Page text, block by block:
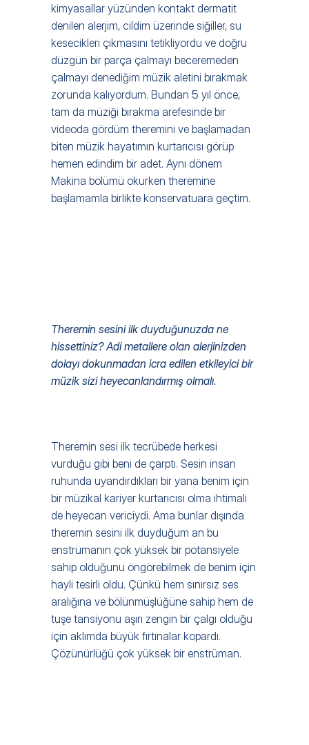
kimyasallar yüzünden kontakt dermatit
denilen alerjim, cildim üzerinde siğiller, su
kesecikleri çıkmasını tetikliyordu ve doğru
düzgün bir parça çalmayı beceremeden
çalmayı denediğim müzik aletini bırakmak
zorunda kalıyordum. Bundan 5 yıl önce,
tam da müziği bırakma arefesinde bir
videoda gördüm theremini ve başlamadan
biten müzik hayatımın kurtarıcısı görüp
hemen edindim bir adet. Aynı dönem
Makina bölümü okurken theremine
başlamamla birlikte konservatuara geçtim.
Theremin sesini ilk duyduğunuzda ne
hissettiniz? Adi metallere olan alerjinizden
dolayı dokunmadan icra edilen etkileyici bir
müzik sizi heyecanlandırmış olmalı.
Theremin sesi ilk tecrübede herkesi
vurduğu gibi beni de çarptı. Sesin insan
ruhunda uyandırdıkları bir yana benim için
bir müzikal kariyer kurtarıcısı olma ihtimali
de heyecan vericiydi. Ama bunlar dışında
theremin sesini ilk duyduğum an bu
enstrümanın çok yüksek bir potansiyele
sahip olduğunu öngörebilmek de benim için
hayli tesirli oldu. Çünkü hem sınırsız ses
aralığına ve bölünmüşlüğüne sahip hem de
tuşe tansiyonu aşırı zengin bir çalgı olduğu
için aklımda büyük fırtınalar kopardı.
Çözünürlüğü çok yüksek bir enstrüman.